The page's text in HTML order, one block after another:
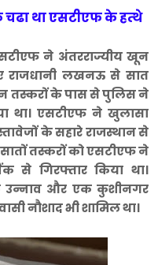
चढा था एसटीएफ के हत्थे
ने अंतरराज्यीय खून
राजधानी लखनऊ से सात
तस्करों के पास से पुलिस ने
था। एसटीएफ ने खुलासा
के सहारे राजस्थान से
तस्करों को एसटीएफ ने
गिरफ्तार किया था।
और एक कुशीनगर
नौशाद भी शामिल था।